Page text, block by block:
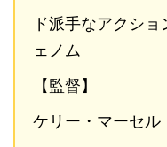
ド派手なアクシ
ェノム
【監督】
ケリー・マーセル